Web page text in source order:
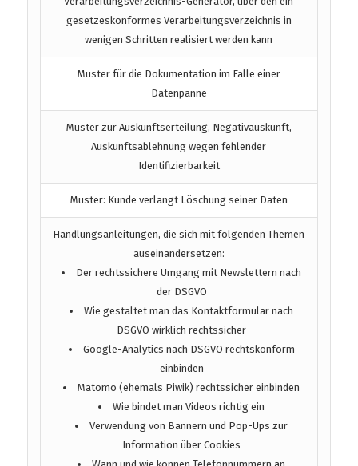
gesetzeskonformes Verarbeitungsverzeichnis in
wenigen Schritten realisiert werden kann
Muster für die Dokumentation im Falle einer
Datenpanne
Muster zur Auskunftserteilung, Negativauskunft,
Auskunftsablehnung wegen fehlender
Identifizierbarkeit
Muster: Kunde verlangt Löschung seiner Daten
Handlungsanleitungen, die sich mit folgenden Themen
auseinandersetzen:
Der rechtssichere Umgang mit Newslettern nach
der DSGVO
Wie gestaltet man das Kontaktformular nach
DSGVO wirklich rechtssicher
Google-Analytics nach DSGVO rechtskonform
einbinden
Matomo (ehemals Piwik) rechtssicher einbinden
Wie bindet man Videos richtig ein
Verwendung von Bannern und Pop-Ups zur
Information über Cookies